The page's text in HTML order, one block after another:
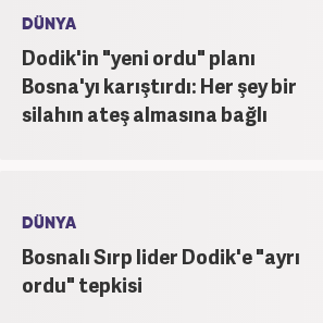
DÜNYA
Dodik'in "yeni ordu" planı
Bosna'yı karıştırdı: Her şey bir
silahın ateş almasına bağlı
DÜNYA
Bosnalı Sırp lider Dodik'e "ayrı
ordu" tepkisi